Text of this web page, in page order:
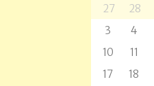
27 28
3
4
10
11
17
18